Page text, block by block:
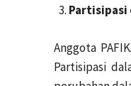
Partisipasi
Anggota
Partisipasi